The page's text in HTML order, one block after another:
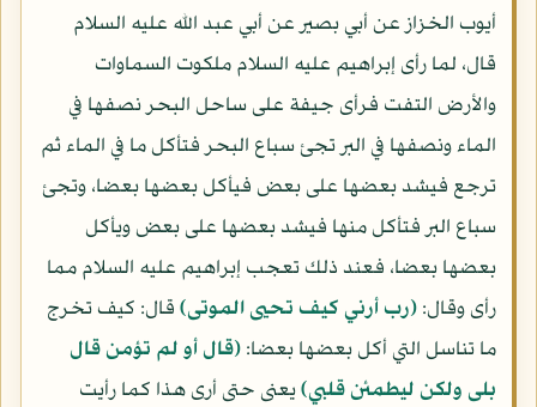
أيوب الخزاز عن أبي بصير عن أبي عبد الله عليه السلام
قال، لما رأى إبراهيم عليه السلام ملكوت السماوات
والأرض التفت فرأى جيفة على ساحل البحر نصفها في
الماء ونصفها في البر تجئ سباع البحر فتأكل ما في الماء ثم
ترجع فيشد بعضها على بعض فيأكل بعضها بعضا، وتجئ
سباع البر فتأكل منها فيشد بعضها على بعض ويأكل
بعضها بعضا، فعند ذلك تعجب إبراهيم عليه السلام مما
رأى وقال: (رب أرني كيف تحيى الموتى) قال: كيف تخرج
ما تناسل التي أكل بعضها بعضا: (قال أو لم تؤمن قال
بلى ولكن ليطمئن قلبي)يعنى حتى أرى هذا كما رأيت